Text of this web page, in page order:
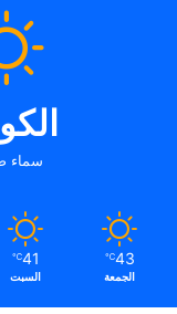
سماء
43
℃
الجمعة
41
℃
السبت